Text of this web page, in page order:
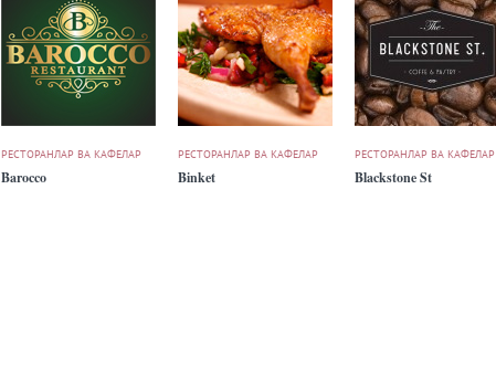
РЕСТОРАНЛАР ВА КАФЕЛАР
Barocco
РЕСТОРАНЛАР ВА КАФЕЛАР
Binket
РЕСТОРАНЛАР ВА КАФЕЛАР
Blackstone St